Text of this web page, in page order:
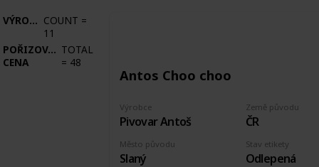
VÝROBCE COUNT =
11
POŘIZOVACÍ
CENA
TOTAL
= 48
Antos Choo choo
Výrobce
Pivovar Antoš
Země původu
ČR
Stav etikety
Odlepená
Město původu
Slaný